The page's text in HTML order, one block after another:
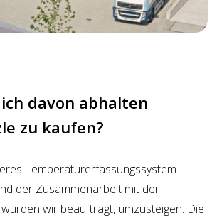
davon abhalten
zu kaufen?
Temperaturerfassungssystem
der Zusammenarbeit mit der
wir beauftragt, umzusteigen. Die